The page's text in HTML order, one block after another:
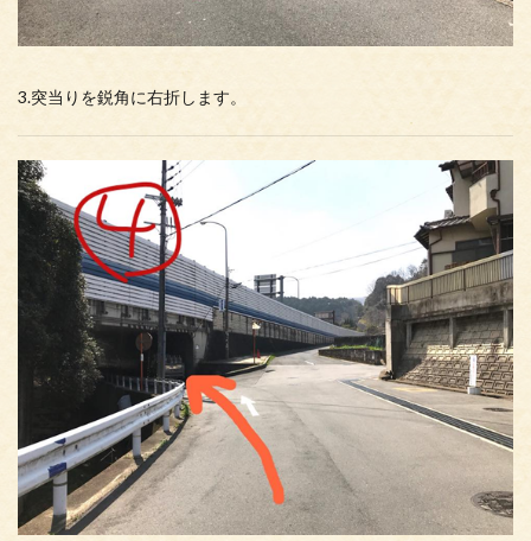
3.突当りを鋭角に右折します。